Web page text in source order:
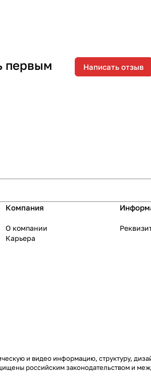
первым Написать отзыв
Компания
О компании
Карьера
и видео информацию, структуру,
российским законодательством и